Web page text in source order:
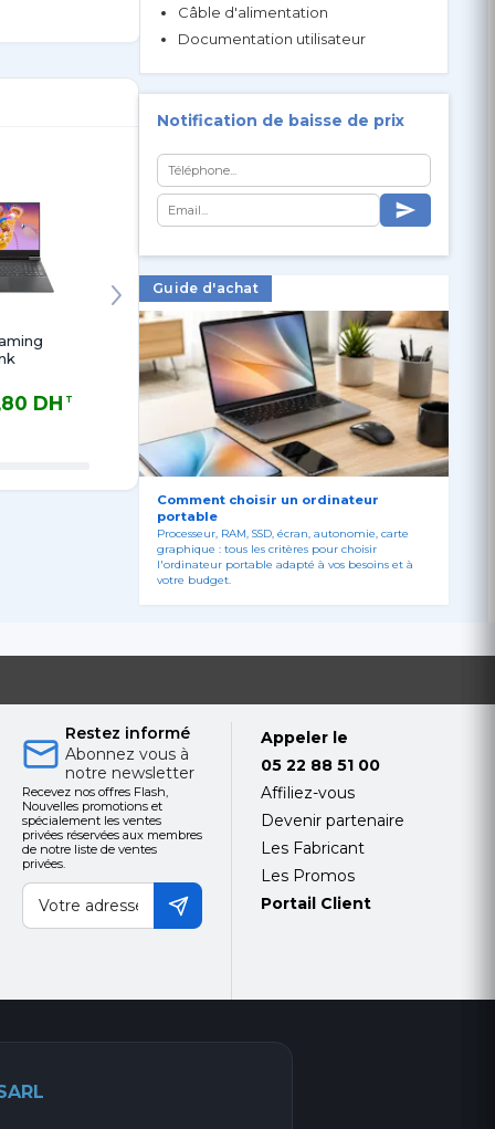
DH TTC
Victus Gaming
16-s1006nk
14 506,80 DHTTC
Victus Gaming
16-s1005nk
15 826,80 DHTTC
15 826,80 DH TTC
15-
12
Câble d'alimentation
Documentation utilisateur
Notification de baisse de prix
Guide d'achat
Comment choisir un ordinateur
portable
Processeur, RAM, SSD, écran, autonomie, carte
graphique : tous les critères pour choisir
l'ordinateur portable adapté à vos besoins et à
votre budget.
Restez informé
Abonnez vous à
notre newsletter
Recevez nos offres Flash,
Nouvelles promotions et
spécialement les ventes
privées réservées aux membres
de notre liste de ventes
privées.
Appeler le
05 22 88 51 00
Affiliez-vous
Devenir partenaire
Les Fabricant
Les Promos
Portail Client